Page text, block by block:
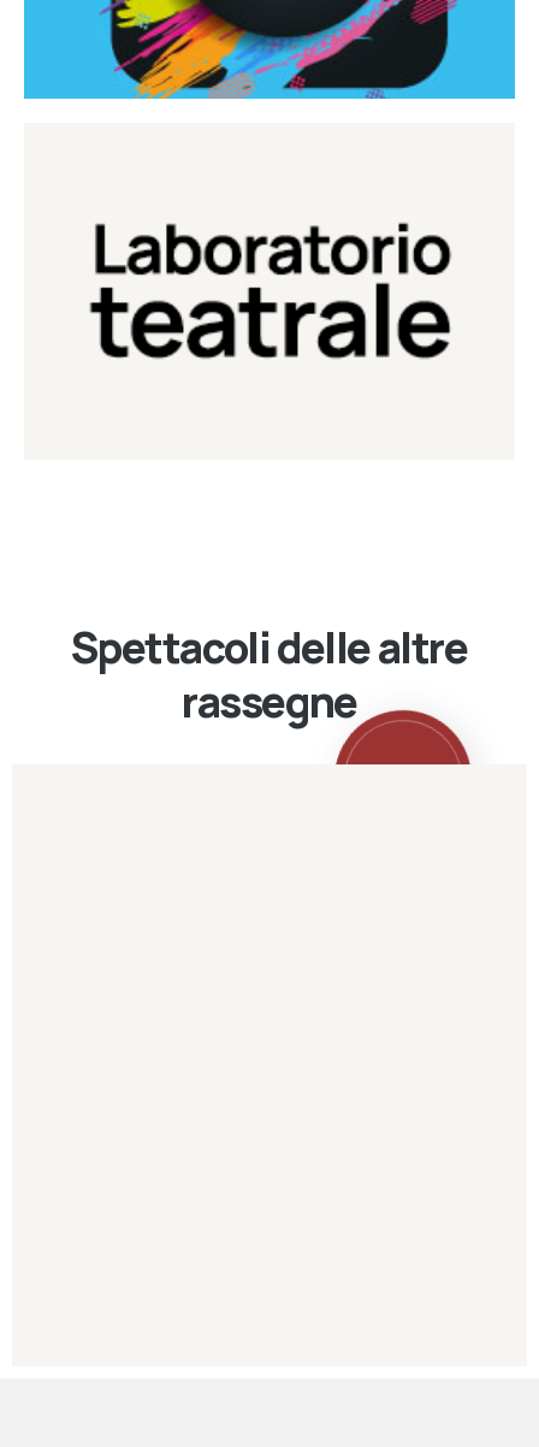
Laboratorio Teatrale
Laboratorio di teatro del Teatro Eduardo de Filippo
Continua
Spettacoli delle altre
rassegne